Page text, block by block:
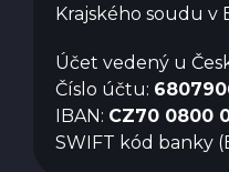
Krajského soudu v
Účet vedený u
Číslo účtu:
IBAN: CZ70 0800
SWIFT kód banky